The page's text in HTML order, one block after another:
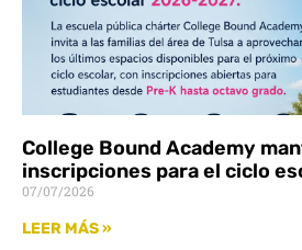
College Bound Academy
inscripciones para el ciclo
07/07/2026
LEER MÁS »